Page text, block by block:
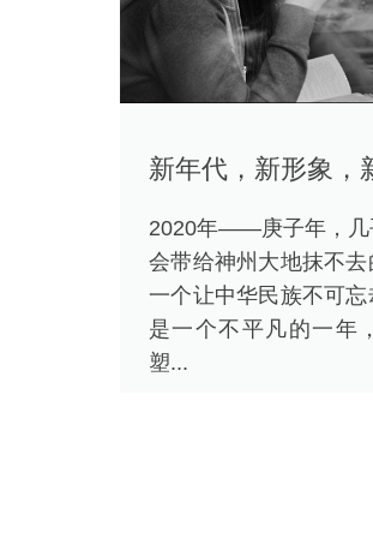
2020年——庚子年，几
会带给神州大地抹不
一个让中华民族不可
是一个不平凡的一年
塑...